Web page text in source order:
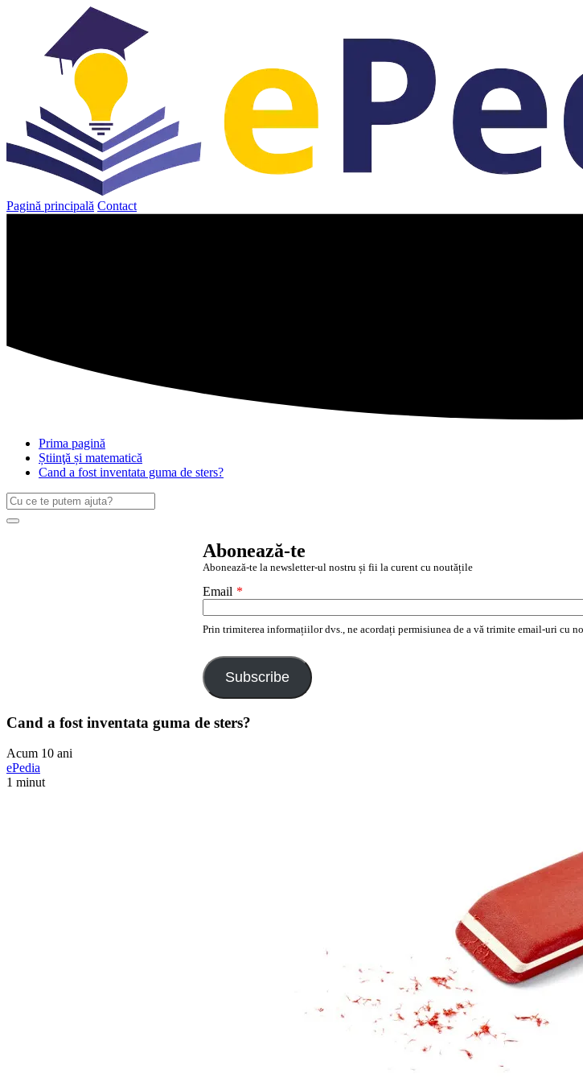
Pagină principală Contact
Prima pagină
Știinţă și matematică
Cand a fost inventata guma de sters?
Caută
după:
Search
Abonează-te
Abonează-te la newsletter-ul nostru și fii la curent cu noutățile
Email *
Prin trimiterea informațiilor dvs., ne acordați permisiunea de a vă trimite email-uri cu
Subscribe
Cand a fost inventata guma de sters?
Acum 10 ani
ePedia
1 minut